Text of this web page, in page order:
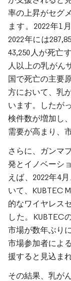
率の上昇がセグ
ます。2022年1
2022年には
43,250人が死亡
人以上の乳がん
国で死亡の主要
方において、乳
います。したが
検件数が増加し
需要が高まり、
さらに、ガンマ
発とイノベーシ
えば、2022年4
いて、KUBTEC
的なワイヤレス
した。KUBTEC
市場が数年ぶり
市場参加者によ
援すると見込ま
その結果、乳が